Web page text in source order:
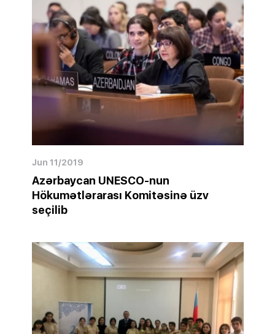
Jun 11/2019
Azərbaycan UNESCO-nun
Hökumətlərarası Komitəsinə üzv
seçilib